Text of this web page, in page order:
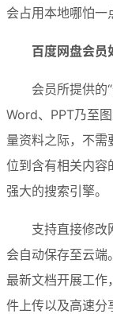
会占用本地哪怕一
百度网盘会员
会员所提供的
Word、PPT乃至
量资料之际，不需
位到含有相关内容
强大的搜索引擎。
支持直接修改
会自动保存至云端
最新文档开展工作
件上传以及高速分